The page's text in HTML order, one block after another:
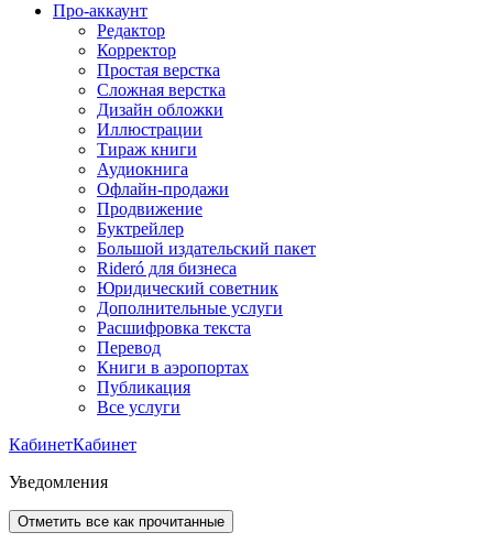
Про-аккаунт
Редактор
Корректор
Простая верстка
Сложная верстка
Дизайн обложки
Иллюстрации
Тираж книги
Аудиокнига
Офлайн-продажи
Продвижение
Буктрейлер
Большой издательский пакет
Rideró для бизнеса
Юридический советник
Дополнительные услуги
Расшифровка текста
Перевод
Книги в аэропортах
Публикация
Все услуги
КабинетКабинет
Уведомления
Отметить все как прочитанные